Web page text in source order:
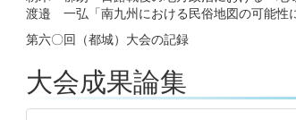
渡邉 一弘「南九州における民俗地図の可能性
第六〇回（都城）大会の記録
大会成果論集